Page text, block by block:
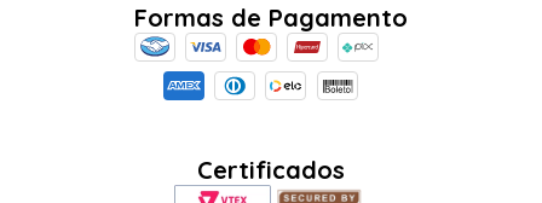
Formas de Pagamento
Certificados